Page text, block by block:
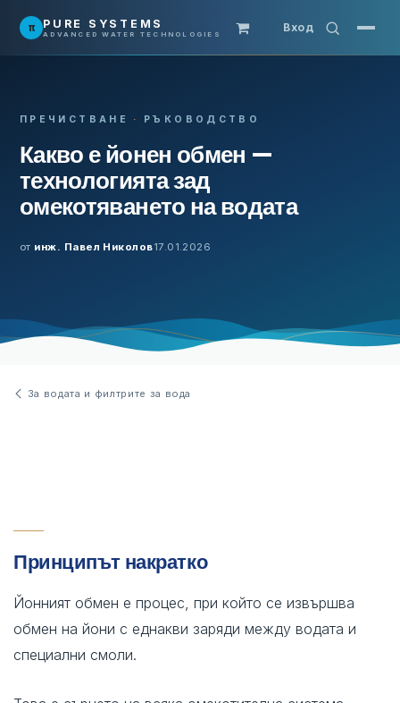
π PURE SYSTEMS
ADVANCED WATER TECHNOLOGIES
Вход
ПРЕЧИСТВАНЕ · РЪКОВОДСТВО
Какво е йонен обмен —
технологията зад
омекотяването на водата
от инж. Павел Николов17.01.2026
За водата и филтрите за вода
Принципът накратко
Йонният обмен е процес, при който се извършва
обмен на йони с еднакви заряди между водата и
специални смоли.